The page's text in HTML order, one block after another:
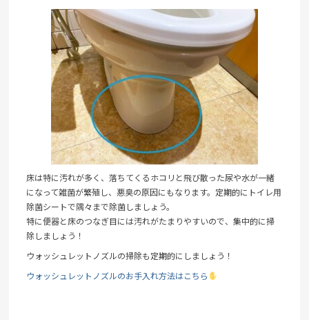
床は特に汚れが多く、落ちてくるホコリと飛び散った尿や水が一緒
になって雑菌が繁殖し、悪臭の原因にもなります。定期的にトイレ用
除菌シートで隅々まで除菌しましょう。
特に便器と床のつなぎ目には汚れがたまりやすいので、集中的に掃
除しましょう！
ウォッシュレットノズルの掃除も定期的にしましょう！
ウォッシュレットノズルのお手入れ方法はこちら